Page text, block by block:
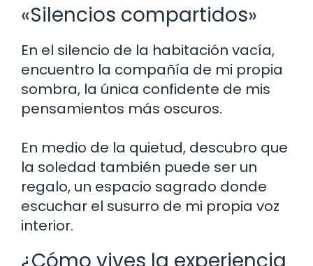
«Silencios compartidos»
En el silencio de la habitación vacía,
encuentro la compañía de mi propia
sombra, la única confidente de mis
pensamientos más oscuros.
En medio de la quietud, descubro que
la soledad también puede ser un
regalo, un espacio sagrado donde
escuchar el susurro de mi propia voz
interior.